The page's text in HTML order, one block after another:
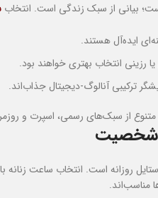
بیانی از سبک زندگی است. انتخاب
ایده‌آل هستند.
رزینی انتخاب بهتری خواهند بود.
ترکیبی آنالوگ-دیجیتال جذاب‌اند.
متنوع از سبک‌های رسمی، اسپرت و
شخصیت
روزانه است. انتخاب ساعت
مناسب‌اند.